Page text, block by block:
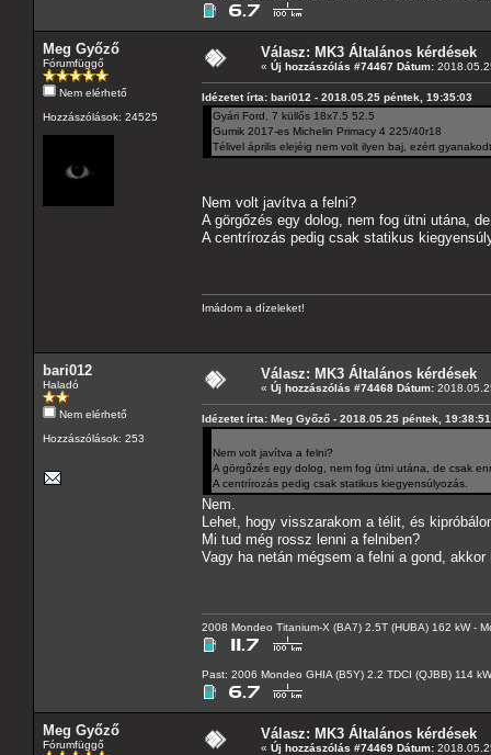
Meg Győző
Fórumfüggő
Nem elérhető
Hozzászólások: 24525
Válasz: MK3 Általános kérdések
« Új hozzászólás #74467 Dátum:
Idézetet írta: bari012 - 2018.05.25 péntek, 19:35:03
Gyári Ford, 7 küllős 18x7.5 52.5
Gumik 2017-es Michelin Primacy 4 225/40r18
Télivel április elejéig nem volt ilyen baj, ezért
Nem volt javítva a felni?
A görgőzés egy dolog, nem fog ütni utána,
A centrírozás pedig csak statikus
Imádom a dízeleket!
bari012
Haladó
Nem elérhető
Hozzászólások: 253
Válasz: MK3 Általános kérdések
« Új hozzászólás #74468 Dátum:
Idézetet írta: Meg Győző - 2018.05.25 péntek, 19:38:51
Nem volt javítva a felni?
A görgőzés egy dolog, nem fog ütni utána, de csak
A centrírozás pedig csak statikus kiegyensúlyozás.
Nem.
Lehet, hogy visszarakom a télit, és
Mi tud még rossz lenni a felniben?
Vagy ha netán mégsem a felni a gond,
2008 Mondeo Titanium-X (BA7) 2.5T (HUBA) 162 kW -
Past: 2006 Mondeo GHIA (B5Y) 2.2 TDCI (QJBB) 114
Meg Győző
Fórumfüggő
Válasz: MK3 Általános kérdések
« Új hozzászólás #74469 Dátum: